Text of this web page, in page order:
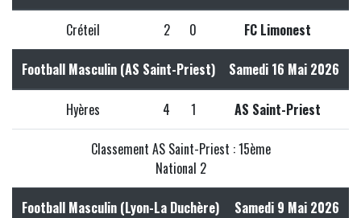
Créteil 2 0 FC Limonest
Football Masculin (AS Saint-Priest) Samedi 16 Mai 2026
Hyères 4 1 AS Saint-Priest
Classement AS Saint-Priest : 15ème
National 2
Football Masculin (Lyon-La Duchère) Samedi 9 Mai 2026